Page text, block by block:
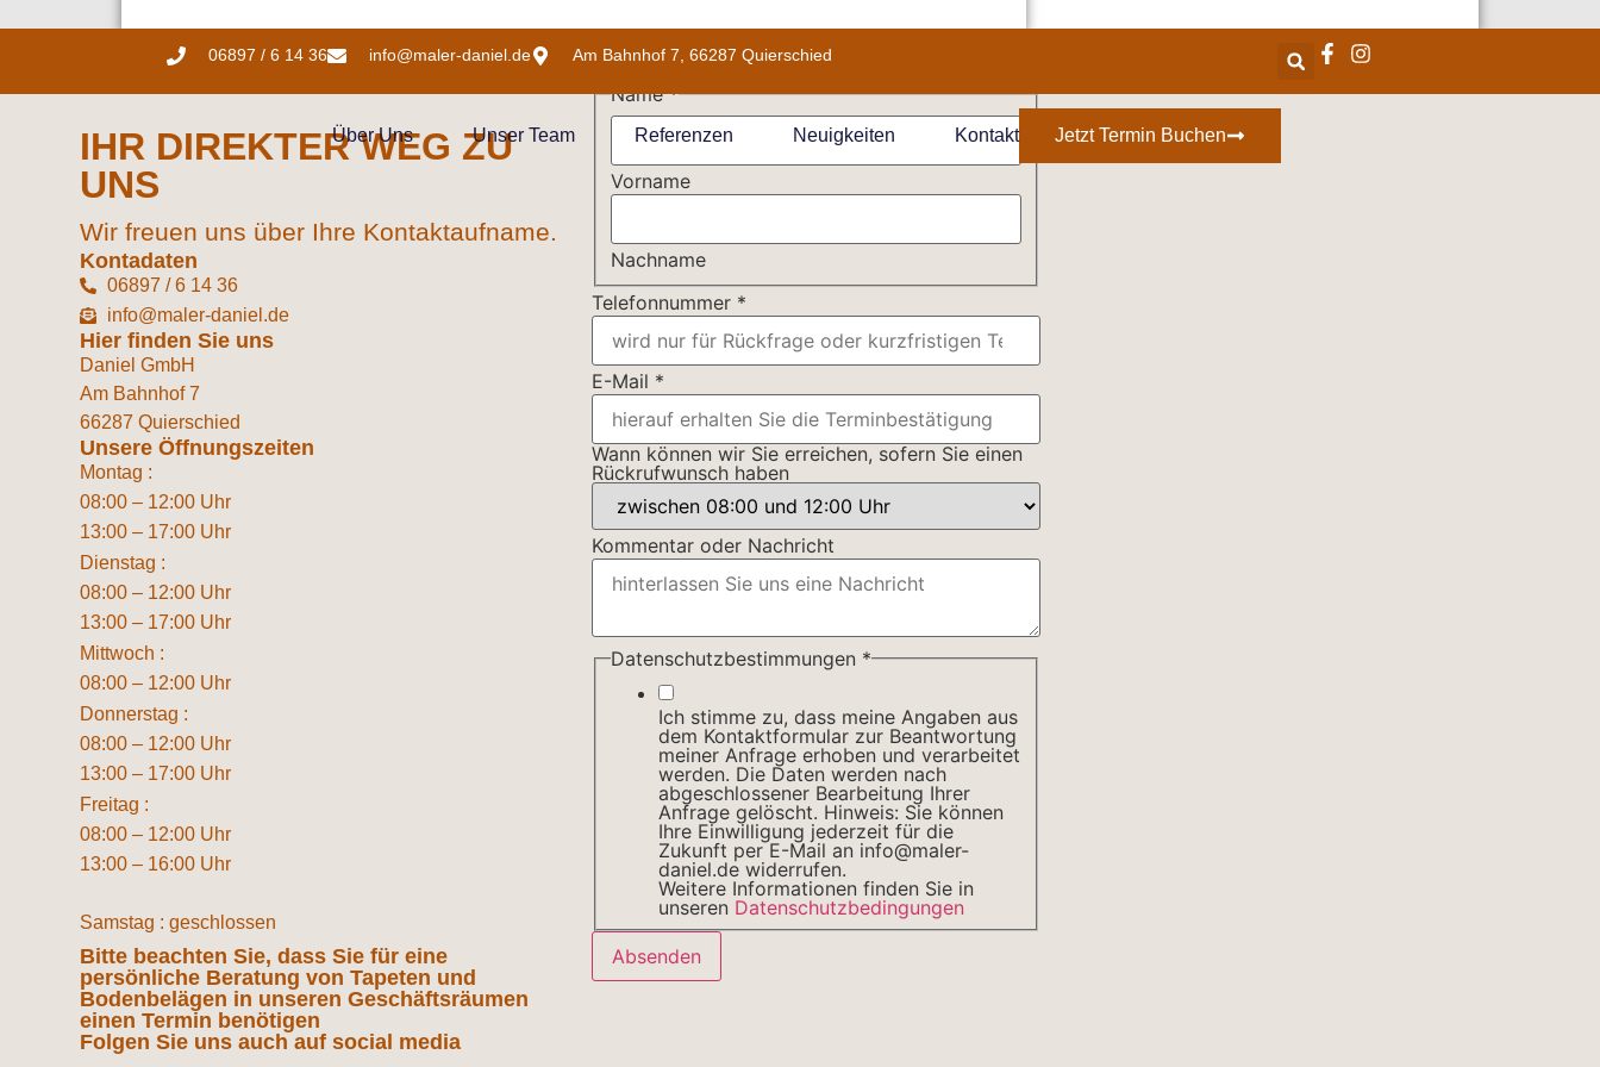
06897 / 6 14 36 info@maler-daniel.de Am Bahnhof 7, 66287 Quierschied
Über Uns Unser Team Referenzen Neuigkeiten Kontakt Jetzt Termin Buchen
IHR DIREKTER WEG ZU
UNS
Wir freuen uns über Ihre Kontaktaufname.
Kontadaten
06897 / 6 14 36
info@maler-daniel.de
Hier finden Sie uns
Daniel GmbH
Am Bahnhof 7
66287 Quierschied
Unsere Öffnungszeiten
Montag :
08:00 – 12:00 Uhr
13:00 – 17:00 Uhr
Dienstag :
08:00 – 12:00 Uhr
13:00 – 17:00 Uhr
Mittwoch :
08:00 – 12:00 Uhr
Donnerstag :
08:00 – 12:00 Uhr
13:00 – 17:00 Uhr
Freitag :
08:00 – 12:00 Uhr
13:00 – 16:00 Uhr
Samstag : geschlossen
Bitte beachten Sie, dass Sie für eine
persönliche Beratung von Tapeten und
Bodenbelägen in unseren Geschäftsräumen
einen Termin benötigen
Folgen Sie uns auch auf social media
Kommentar
einen
können
Name*
Vorname
Nachname
Telefonnummer *
E-Mail *
Wann können wir Sie erreichen, sofern Sie einen
Rückrufwunsch haben
Kommentar oder Nachricht
Datenschutzbestimmungen *
Ich stimme zu, dass meine Angaben aus
dem Kontaktformular zur Beantwortung
meiner Anfrage erhoben und verarbeitet
werden. Die Daten werden nach
abgeschlossener Bearbeitung Ihrer
Anfrage gelöscht. Hinweis: Sie können
Ihre Einwilligung jederzeit für die
Zukunft per E-Mail an info@maler-
daniel.de widerrufen.
Weitere Informationen finden Sie in
unseren Datenschutzbedingungen
Absenden